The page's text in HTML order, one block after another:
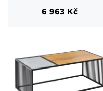
6 963 Kč